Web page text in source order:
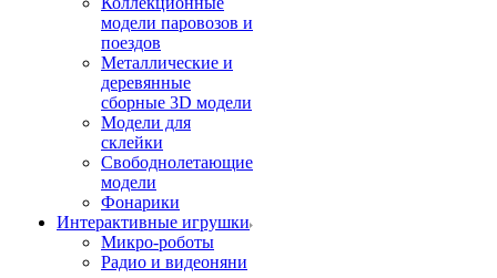
модели паровозов и
поездов
Металлические и
деревянные
сборные 3D модели
Модели для
склейки
Свободнолетающие
модели
Фонарики
Интерактивные игрушки
Микро-роботы
Радио и видеоняни